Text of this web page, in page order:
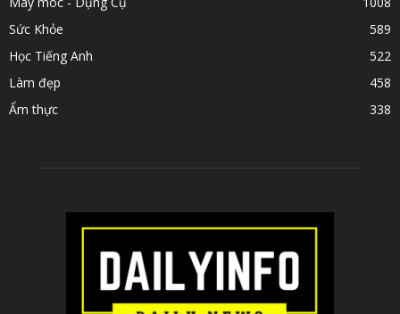
Sức Khỏe
589
Học Tiếng Anh
522
Làm đẹp
458
Ẩm thực
338